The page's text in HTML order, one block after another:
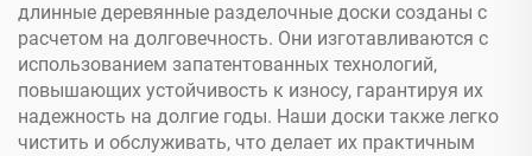
длинные деревянные разделочные доски созданы с
расчетом на долговечность. Они изготавливаются с
использованием запатентованных технологий,
повышающих устойчивость к износу, гарантируя их
надежность на долгие годы. Наши доски также легко
чистить и обслуживать, что делает их практичным